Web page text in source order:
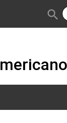
Forum
IPG
search